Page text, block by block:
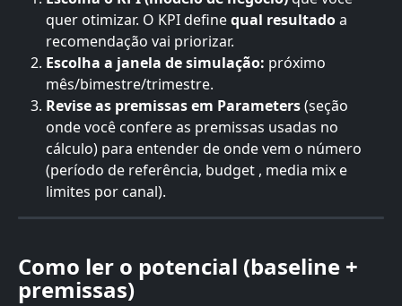
quer otimizar. O KPI define qual resultado a
recomendação vai priorizar.
Escolha a janela de simulação: próximo
mês/bimestre/trimestre.
Revise as premissas em Parameters (seção
onde você confere as premissas usadas no
cálculo) para entender de onde vem o número
(período de referência, budget , media mix e
limites por canal).
Como ler o potencial (baseline +
premissas)